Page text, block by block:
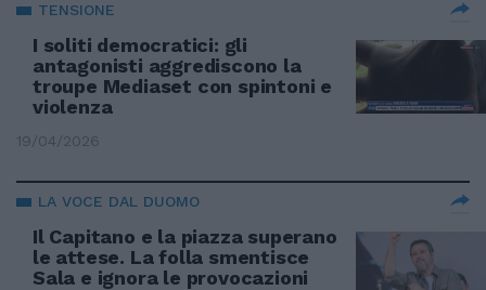
TENSIONE
I soliti democratici: gli
antagonisti aggrediscono la
troupe Mediaset con spintoni e
violenza
19/04/2026
LA VOCE DAL DUOMO
Il Capitano e la piazza superano
le attese. La folla smentisce
Sala e ignora le provocazioni